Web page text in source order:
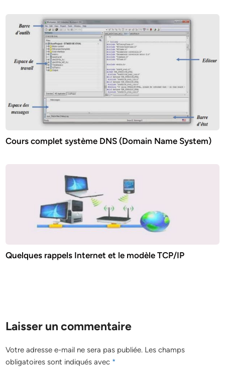
Cours complet système DNS (Domain Name System)
Quelques rappels Internet et le modèle TCP/IP
Laisser un commentaire
Votre adresse e-mail ne sera pas publiée. Les champs
obligatoires sont indiqués avec *